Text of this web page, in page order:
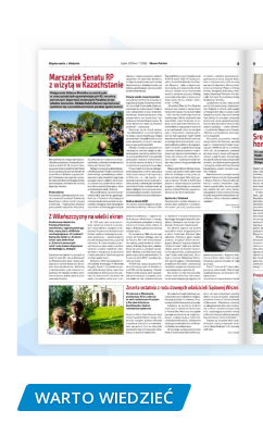
WARTO WIEDZIEĆ